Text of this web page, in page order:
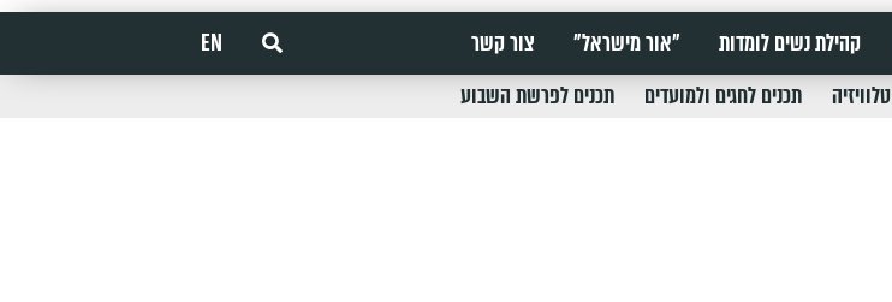
קהילת נשים לומדות "אור מישראל" צור קשר
EN
טלוויזיה תכנים לחגים ולמועדים תכנים לפרשת השבוע